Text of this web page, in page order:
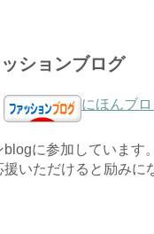
ションブログ
にほんブ
に参加しています。
いただけると励みに